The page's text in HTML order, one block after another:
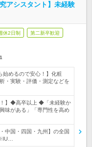
アシスタント】未経験
休2日制 第二新卒歓迎
始めるので安心！】化粧
・実験・評価・測定などを
！】◆高卒以上 ◆「未経験か
味がある」「専門性を高め
中国・四国・九州】の全国